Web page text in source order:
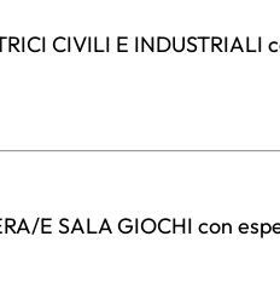
CIVILI E INDUSTRIALI
E SALA GIOCHI con